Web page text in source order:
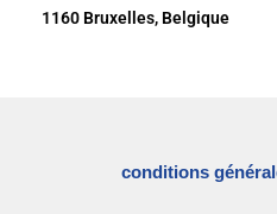
1160 Bruxelles, Belgique
conditions